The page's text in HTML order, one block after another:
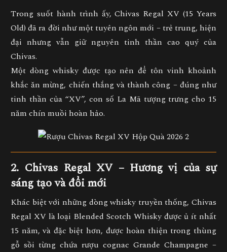
Trong suốt hành trình ấy,Chivas Regal XV (15 Years
Old) đã ra đời như một tuyên ngôn mới – trẻ trung, hiện
đại nhưng vẫn giữ nguyên tinh thần cao quý của
Chivas.
Một dòng whisky được tạo nên đểtôn vinh khoảnh
khắc ăn mừng, chiến thắng và thành công – đúng như
tinh thần của “XV”, con số La Mã tượng trưng cho 15
năm chín muồi hoàn hảo.
2. Chivas Regal XV – Hương vị của sự
sáng tạo và đổi mới
Khác biệt với những dòng whisky truyền thống, Chivas
Regal XV là loại Blended Scotch Whisky được ủ ít nhất
15 năm, và đặc biệt hơn, được hoàn thiện trongthùng
gỗ sồi từng chứa rượu cognac Grande Champagne –